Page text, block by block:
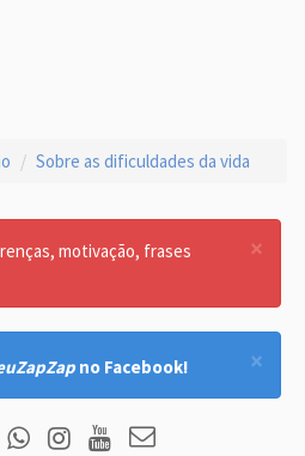
Sobre as dificuldades da vida
×
motivação, frases
×
no Facebook!